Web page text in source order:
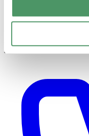
© 2026 Elui AB. Alla
göra ett platsbesök för att